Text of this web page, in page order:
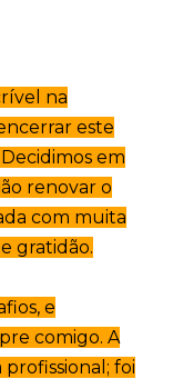
na
este
em
renovar o
com muita
gratidão.
e
comigo. A
foi